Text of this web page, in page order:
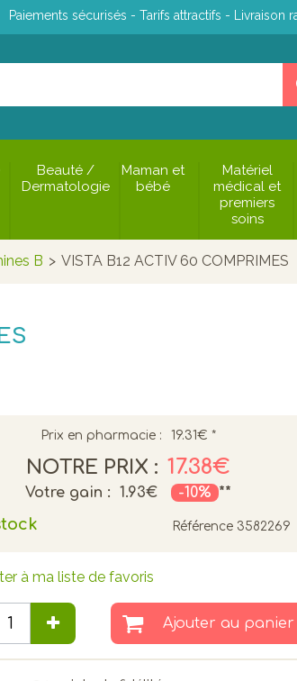
Paiements sécurisés - Tarifs attractifs - Livraison
Beauté /
Dermatologie
Maman et
bébé
Matériel
médical et
premiers
soins
B > VISTA B12 ACTIV 60 COMPRIMES
Prix en pharmacie : 19.31€ *
NOTRE PRIX : 17.38€
Votre gain : 1.93€ -10% **
Référence 3582269
à ma liste de favoris
Ajouter au panier